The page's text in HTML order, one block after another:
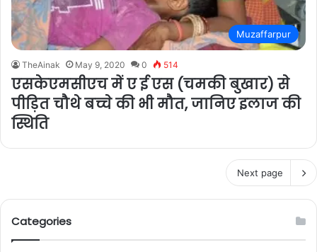
Muzaffarpur
TheAinak May 9, 2020 0 514
एसकेएमसीएच में ए ई एस (चमकी बुखार) से
पीड़ित चौथे बच्चे की भी मौत, जानिए इलाज की
स्थिति
Next page
Categories